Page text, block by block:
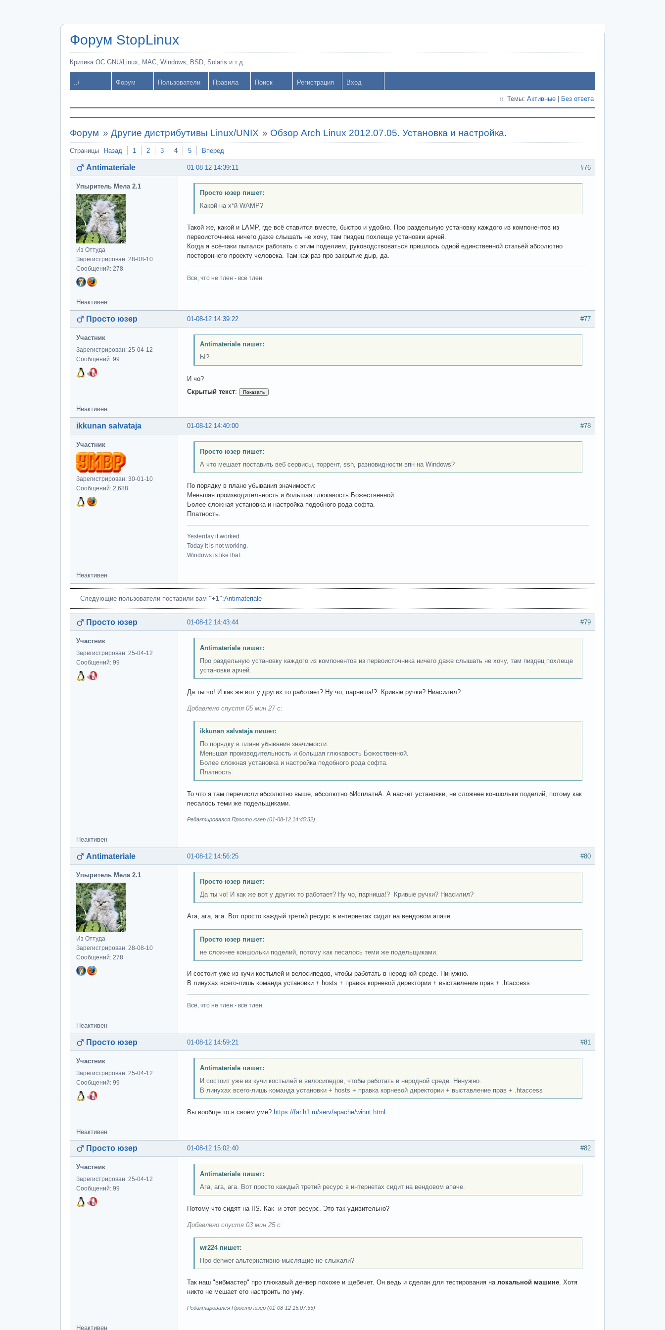
Форум StopLinux
Критика ОС GNU/Linux, MAC, Windows, BSD, Solaris и т.д.
../ Форум Пользователи Правила Поиск Регистрация Вход
Темы: Активные Без ответа
Форум » Другие дистрибутивы Linux/UNIX » Обзор Arch Linux 2012.07.05. Установка и настройка.
Страницы Назад 1 2 3 4 5 Вперед
#76
01-08-12 14:39:11
Antimateriale
Упыритель Мела 2.1
Из Оттуда
Зарегистрирован: 28-08-10
Сообщений: 278
Просто юзер пишет:
Какой на х*й WAMP?
Такой же, какой и LAMP, где всё ставится вместе, быстро и удобно. Про раздельную установку каждого из компонентов из
первоисточника ничего даже слышать не хочу, там пиздец похлеще установки арчей.
Когда я всё-таки пытался работать с этим поделием, руководствоваться пришлось одной единственной статьёй абсолютно
постороннего проекту человека. Там как раз про закрытие дыр, да.
Всё, что не тлен - всё тлен.
Неактивен
#77
01-08-12 14:39:22
Просто юзер
Участник
Зарегистрирован: 25-04-12
Сообщений: 99
Antimateriale пишет:
Ы?
И чо?
Скрытый текст:
Неактивен
#78
01-08-12 14:40:00
ikkunan salvataja
Участник
Зарегистрирован: 30-01-10
Сообщений: 2,688
Просто юзер пишет:
А что мешает поставить веб сервисы, торрент, ssh, разновидности впн на Windows?
По порядку в плане убывания значимости:
Меньшая производительность и большая глюкавость Божественной.
Более сложная установка и настройка подобного рода софта.
Платность.
Yesterday it worked.
Today it is not working.
Windows is like that.
Неактивен
Следующие пользователи поставили вам "+1":Antimateriale
#79
01-08-12 14:43:44
Просто юзер
Участник
Зарегистрирован: 25-04-12
Сообщений: 99
Antimateriale пишет:
Про раздельную установку каждого из компонентов из первоисточника ничего даже слышать не хочу, там пиздец похлеще
установки арчей.
Да ты чо! И как же вот у других то работает? Ну чо, парниша!? Кривые ручки? Ниасилил?
Добавлено спустя 05 мин 27 с:
ikkunan salvataja пишет:
По порядку в плане убывания значимости:
Меньшая производительность и большая глюкавость Божественной.
Более сложная установка и настройка подобного рода софта.
Платность.
То что я там перечисли абсолютно выше, абсолютно бИсплатнА. А насчёт установки, не сложнее коншольки поделий, потому как
песалось теми же подельщиками.
Редактировался Просто юзер (01-08-12 14:45:32)
Неактивен
#80
01-08-12 14:56:25
Antimateriale
Упыритель Мела 2.1
Из Оттуда
Зарегистрирован: 28-08-10
Сообщений: 278
Просто юзер пишет:
Да ты чо! И как же вот у других то работает? Ну чо, парниша!? Кривые ручки? Ниасилил?
Ага, ага, ага. Вот просто каждый третий ресурс в интернетах сидит на вендовом апаче.
Просто юзер пишет:
не сложнее коншольки поделий, потому как песалось теми же подельщиками.
И состоит уже из кучи костылей и велосипедов, чтобы работать в неродной среде. Нинужно.
В линухах всего-лишь команда установки + hosts + правка корневой директории + выставление прав + .htaccess
Всё, что не тлен - всё тлен.
Неактивен
#81
01-08-12 14:59:21
Просто юзер
Участник
Зарегистрирован: 25-04-12
Сообщений: 99
Antimateriale пишет:
И состоит уже из кучи костылей и велосипедов, чтобы работать в неродной среде. Нинужно.
В линухах всего-лишь команда установки + hosts + правка корневой директории + выставление прав + .htaccess
Вы вообще то в своём уме? https://far.h1.ru/serv/apache/winnt.html
Неактивен
#82
01-08-12 15:02:40
Просто юзер
Участник
Зарегистрирован: 25-04-12
Сообщений: 99
Antimateriale пишет:
Ага, ага, ага. Вот просто каждый третий ресурс в интернетах сидит на вендовом апаче.
Потому что сидят на IIS. Как и этот ресурс. Это так удивительно?
Добавлено спустя 03 мин 25 с:
wr224 пишет:
Про denwer альтернативно мыслящие не слыхали?
Так наш "вибмастер" про глюкавый денвер похоже и щебечет. Он ведь и сделан для тестирования на локальной машине . Хотя
никто не мешает его настроить по уму.
Редактировался Просто юзер (01-08-12 15:07:55)
Неактивен